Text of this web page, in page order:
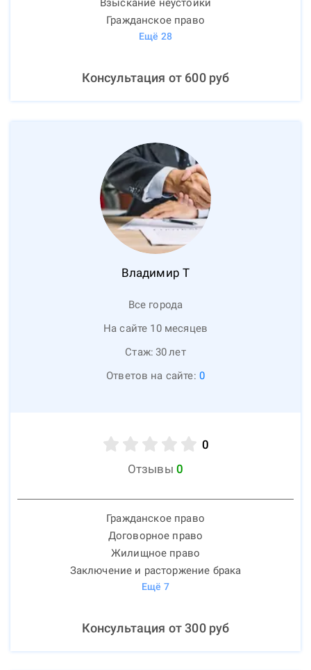
Взыскание неустойки
Гражданское право
Ещё 28
Консультация от 600руб
Владимир Т
Все города
На сайте 10 месяцев
Стаж: 30лет
Ответов на сайте: 0
0
Отзывы 0
Гражданское право
Договорное право
Жилищное право
Заключение и расторжение брака
Ещё 7
Консультация от300руб